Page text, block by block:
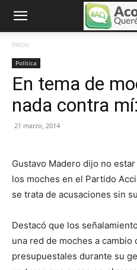
Inicio
Política
En tema de
nada contra
21 marzo, 2014
Gustavo Madero dijo no
los moches en el Partido
se trata de acusaciones sin
Destacó que los
una red de moches a cambio
presupuestales durante su